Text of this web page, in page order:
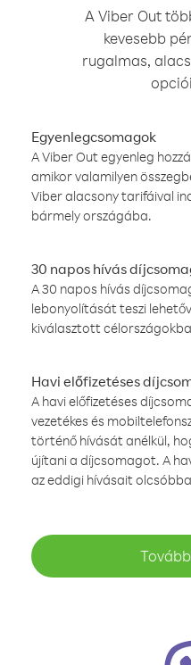
A Viber Out
kevesebb
rugalmas,
Egyenlegcsomagok
A Viber Out egyenleg
amikor valamilyen
Viber alacsony tarifáival
bármely országába.
30 napos hívás
A 30 napos hívás
lebonyolítását teszi
kiválasztott
Havi előfizetéses
A havi előfizetéses
vezetékes és
történő hívását anélkül,
újítani a díjcsomagot. A
az eddigi hívásait